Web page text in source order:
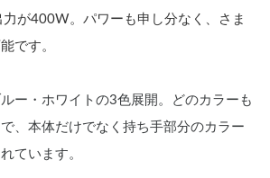
が400W。パワーも申し分なく、さま
です。
ー・ホワイトの3色展開。どのカラーも
、本体だけでなく持ち手部分のカラー
ています。